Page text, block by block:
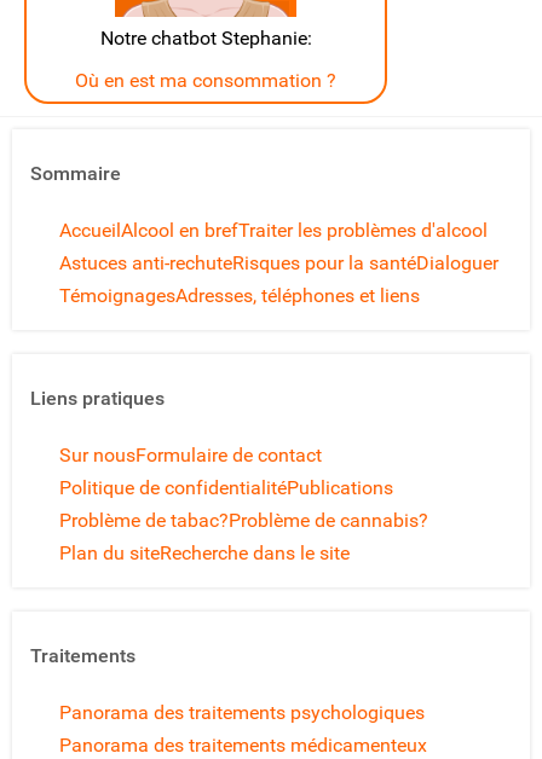
Notre chatbot Stephanie:
Où en est ma consommation ?
Sommaire
Accueil Alcool en brefTraiter les problèmes d'alcool
Astuces anti-rechuteRisques pour la santéDialoguer
TémoignagesAdresses, téléphones et liens
Liens pratiques
Sur nousFormulaire de contact
Politique de confidentialitéPublications
Problème de tabac?Problème de cannabis?
Plan du siteRecherche dans le site
Traitements
Panorama des traitements psychologiques
Panorama des traitements médicamenteux